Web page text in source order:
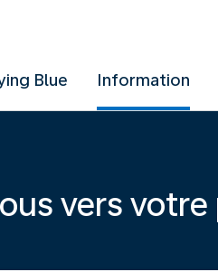
Blue Information
vers